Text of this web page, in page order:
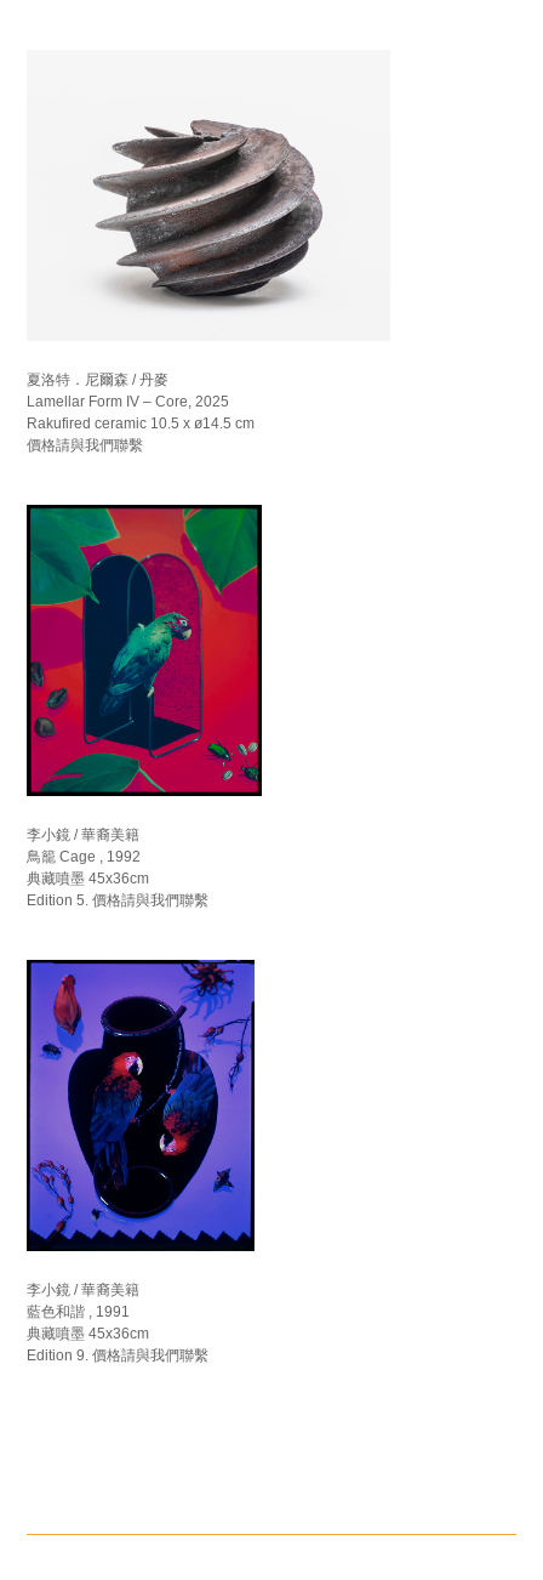
夏洛特．尼爾森 / 丹麥
Lamellar Form IV – Core, 2025
Rakufired ceramic 10.5 x ø14.5 cm
價格請與我們聯繫
李小鏡 / 華裔美籍
鳥籠 Cage , 1992
典藏噴墨 45x36cm
Edition 5. 價格請與我們聯繫
李小鏡 / 華裔美籍
藍色和諧 , 1991
典藏噴墨 45x36cm
Edition 9. 價格請與我們聯繫